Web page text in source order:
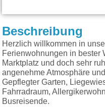
Beschreibung
Herzlich willkommen in
Ferienwohnungen in bester
Marktplatz und doch sehr
angenehme Atmosphäre
Gepflegter Garten,
Fahrradraum,
Busreisende.